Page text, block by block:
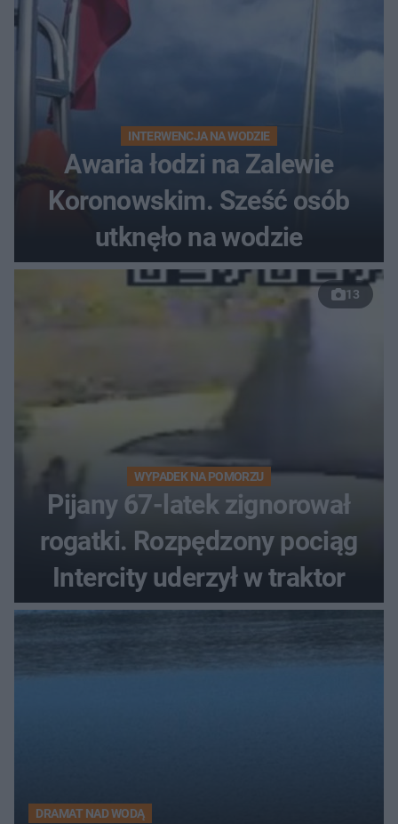
INTERWENCJA NA WODZIE
Awaria łodzi na Zalewie
Koronowskim. Sześć osób
utknęło na wodzie
13
WYPADEK NA POMORZU
Pijany 67-latek zignorował
rogatki. Rozpędzony pociąg
Intercity uderzył w traktor
DRAMAT NAD WODĄ